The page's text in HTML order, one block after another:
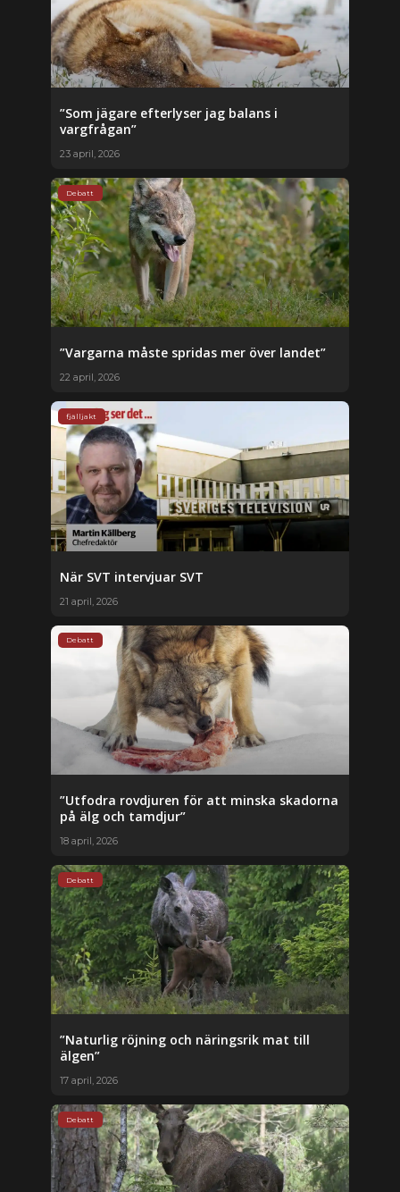
”Som jägare efterlyser jag balans i
vargfrågan”
23 april, 2026
Debatt
”Vargarna måste spridas mer över landet”
22 april, 2026
fjälljakt
När SVT intervjuar SVT
21 april, 2026
Debatt
”Utfodra rovdjuren för att minska skadorna
på älg och tamdjur”
18 april, 2026
Debatt
”Naturlig röjning och näringsrik mat till
älgen”
17 april, 2026
Debatt